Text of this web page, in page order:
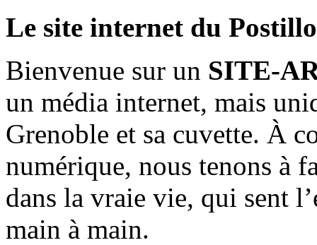
Le site internet du
Bienvenue sur un SITE-
un média internet, mais
Grenoble et sa cuvette. À
numérique, nous tenons à
dans la vraie vie, qui sent
main à main.